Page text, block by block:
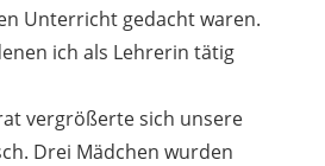
Unterricht gedacht waren.
ich als Lehrerin tätig
vergrößerte sich unsere
Drei Mädchen wurden